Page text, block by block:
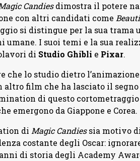
Candiesdimostra il potere
con altri candidati come
si distingue per la sua trama
umane. I suoi temi e la sua
di Studio Ghibli e Pixar.
che lo studio dietro
altro film che ha lasciato il
di questo
emergono da Giappone e Corea.
di Magic Candiessia motivo
costante degli Oscar:
di storia degli Academy